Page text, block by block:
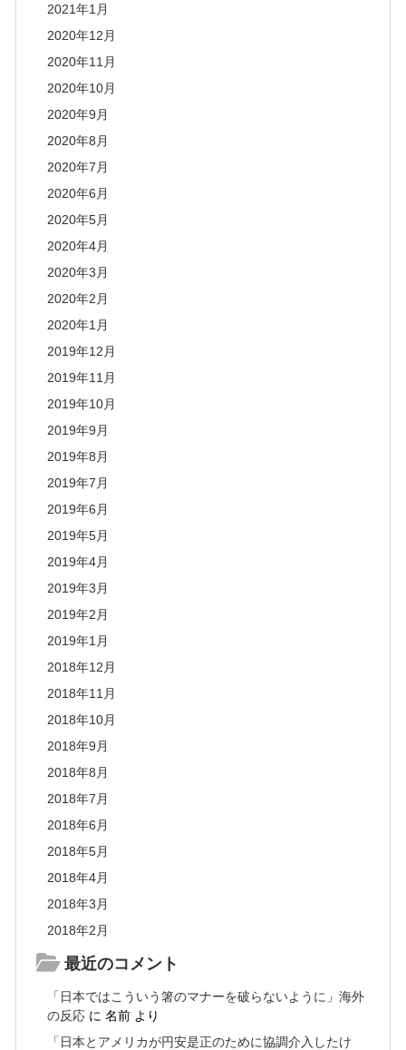
2021年1月
2020年12月
2020年11月
2020年10月
2020年9月
2020年8月
2020年7月
2020年6月
2020年5月
2020年4月
2020年3月
2020年2月
2020年1月
2019年12月
2019年11月
2019年10月
2019年9月
2019年8月
2019年7月
2019年6月
2019年5月
2019年4月
2019年3月
2019年2月
2019年1月
2018年12月
2018年11月
2018年10月
2018年9月
2018年8月
2018年7月
2018年6月
2018年5月
2018年4月
2018年3月
2018年2月
最近のコメント
「日本ではこういう箸のマナーを破らないように」海外
の反応 に名前 より
「日本とアメリカが円安是正のために協調介入したけ